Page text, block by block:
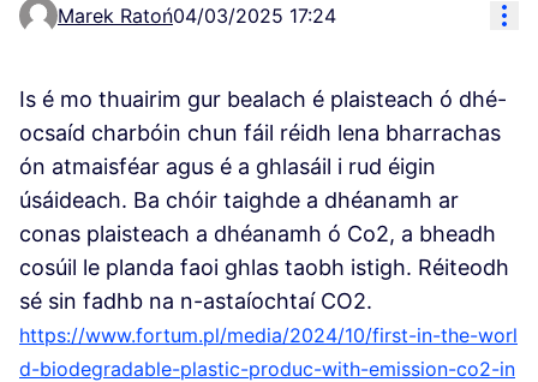
Marek Ratoń04/03/2025 17:24
Is é mo thuairim gur bealach é plaisteach ó dhé-
ocsaíd charbóin chun fáil réidh lena bharrachas
ón atmaisféar agus é a ghlasáil i rud éigin
úsáideach. Ba chóir taighde a dhéanamh ar
conas plaisteach a dhéanamh ó Co2, a bheadh
cosúil le planda faoi ghlas taobh istigh. Réiteodh
sé sin fadhb na n-astaíochtaí CO2.
https://www.fortum.pl/media/2024/10/first-in-the-worl
d-biodegradable-plastic-produc-with-emission-co2-in